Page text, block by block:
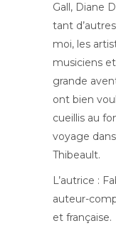
Gall, Diane
tant
moi, les
musiciens
grande
ont bien
cueillis au
voyage
Thibeault.
L’autrice :
auteur-
et française.